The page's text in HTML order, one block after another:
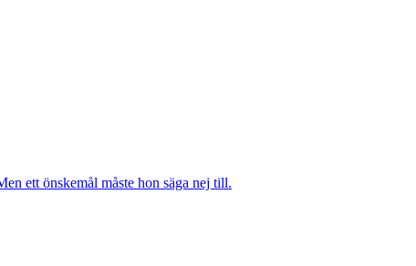
ett önskemål måste hon säga nej till.